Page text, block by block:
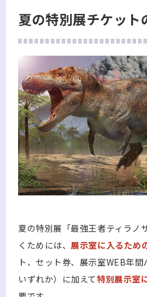
夏の特別展チケット
夏の特別展「最強王者ティラノ
くためには、展示室に入るため
ト、セット券、展示室WEB年
いずれか）に加えて特別展示室